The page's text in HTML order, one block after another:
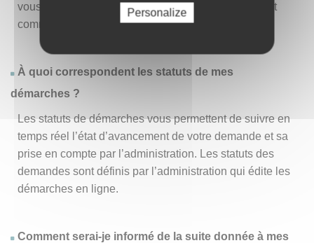
Personalize
vous pouvez choisir la démarche vous intéressant et
commencer à la remplir en un clic.
À quoi correspondent les statuts de mes
démarches ?
Les statuts de démarches vous permettent de suivre en
temps réel l’état d’avancement de votre demande et sa
prise en compte par l’administration. Les statuts des
demandes sont définis par l’administration qui édite les
démarches en ligne.
Comment serai-je informé de la suite donnée à mes